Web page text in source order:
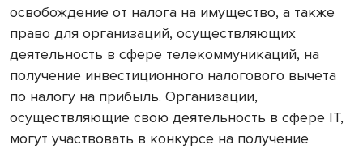
освобождение от налога на имущество, а также
право для организаций, осуществляющих
деятельность в сфере телекоммуникаций, на
получение инвестиционного налогового вычета
по налогу на прибыль. Организации,
осуществляющие свою деятельность в сфере IT,
могут участвовать в конкурсе на получение